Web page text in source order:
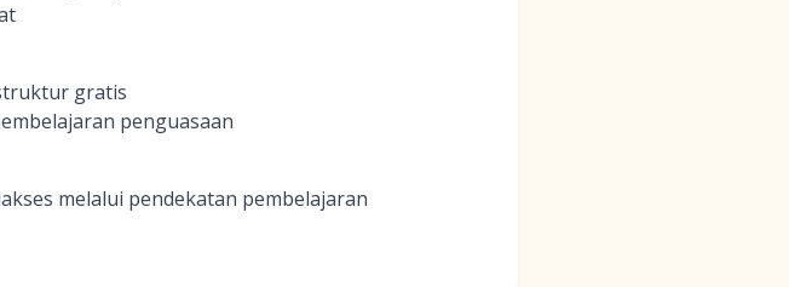
gratis
penguasaan
melalui pendekatan pembelajaran